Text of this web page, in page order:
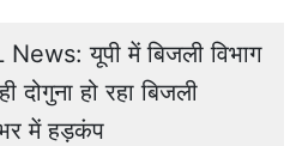
यूपी में बिजली विभाग
हो रहा बिजली
में हड़कंप